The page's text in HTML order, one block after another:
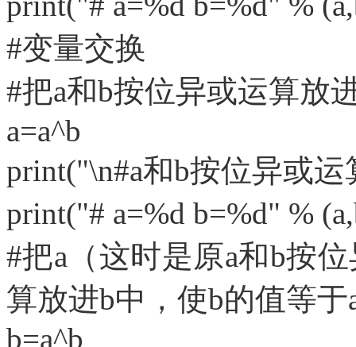
#变量交换
#把a和b按位异或运算放
a=a^b
print("\n#a和b按位异或
print("# a=%d b=%d" %
#把a（这时是原a和b按
算放进b中，使b的值等于
b=a^b